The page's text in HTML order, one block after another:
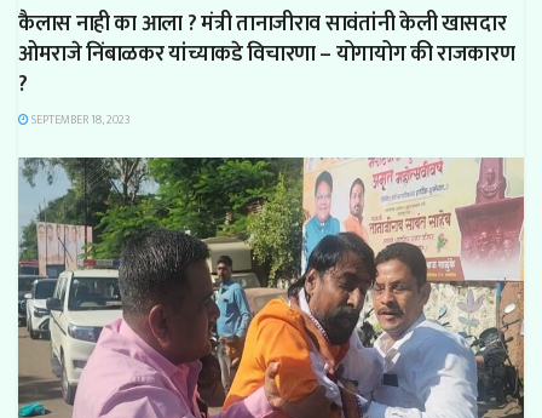
कैलास नाही का आला ? मंत्री तानाजीराव सावंतांनी केली खासदार
ओमराजे निंबाळकर यांच्याकडे विचारणा – योगायोग की राजकारण
?
SEPTEMBER 18, 2023